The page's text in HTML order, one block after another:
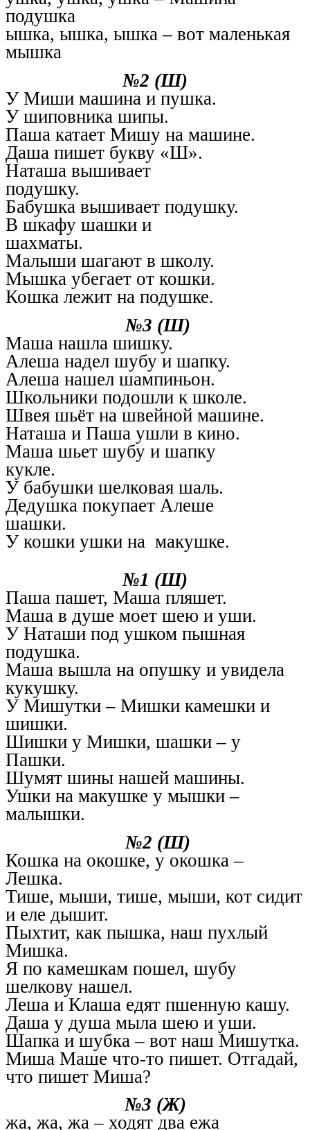
подушка
ышка, ышка, ышка – вот маленькая
мышка
№2 (Ш)
У Миши машина и пушка.
У шиповника шипы.
Паша катает Мишу на машине.
Даша пишет букву «Ш».
Наташа вышивает
подушку.
Бабушка вышивает подушку.
В шкафу шашки и
шахматы.
Малыши шагают в школу.
Мышка убегает от кошки.
Кошка лежит на подушке.
№3 (Ш)
Маша нашла шишку.
Алеша надел шубу и шапку.
Алеша нашел шампиньон.
Школьники подошли к школе.
Швея шьёт на швейной машине.
Наташа и Паша ушли в кино.
Маша шьет шубу и шапку
кукле.
У бабушки шелковая шаль.
Дедушка покупает Алеше
шашки.
У кошки ушки на макушке.
№1 (Ш)
Паша пашет, Маша пляшет.
Маша в душе моет шею и уши.
У Наташи под ушком пышная
подушка.
Маша вышла на опушку и увидела
кукушку.
У Мишутки – Мишки камешки и
шишки.
Шишки у Мишки, шашки – у
Пашки.
Шумят шины нашей машины.
Ушки на макушке у мышки –
малышки.
№2 (Ш)
Кошка на окошке, у окошка –
Лешка.
Тише, мыши, тише, мыши, кот сидит
и еле дышит.
Пыхтит, как пышка, наш пухлый
Мишка.
Я по камешкам пошел, шубу
шелкову нашел.
Леша и Клаша едят пшенную кашу.
Даша у душа мыла шею и уши.
Шапка и шубка – вот наш Мишутка.
Миша Маше что-то пишет. Отгадай,
что пишет Миша?
№3 (Ж)
жа, жа, жа – ходят два ежа